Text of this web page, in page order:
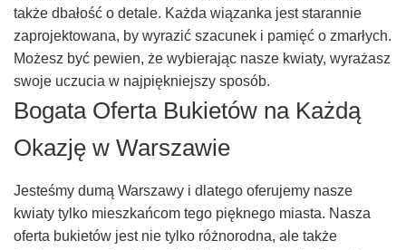
także dbałość o detale. Każda wiązanka jest starannie
zaprojektowana, by wyrazić szacunek i pamięć o zmarłych.
Możesz być pewien, że wybierając nasze kwiaty, wyrażasz
swoje uczucia w najpiękniejszy sposób.
Bogata Oferta Bukietów na Każdą
Okazję w Warszawie
Jesteśmy dumą Warszawy i dlatego oferujemy nasze
kwiaty tylko mieszkańcom tego pięknego miasta. Nasza
oferta bukietów jest nie tylko różnorodna, ale także